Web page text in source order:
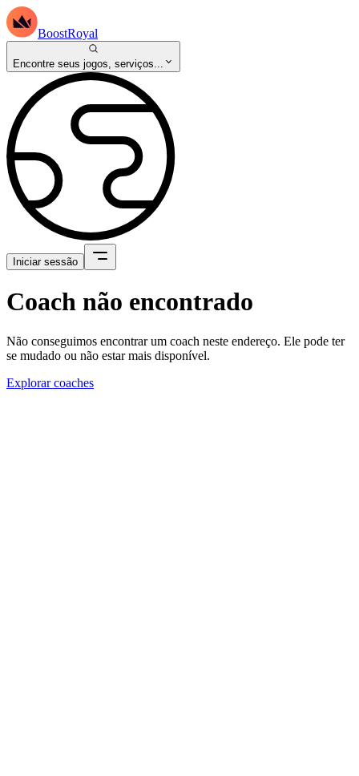
BoostRoyal
Encontre seus jogos, serviços...
Iniciar sessão
Coach não encontrado
Não conseguimos encontrar um coach neste endereço. Ele pode ter
se mudado ou não estar mais disponível.
Explorar coaches